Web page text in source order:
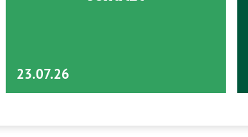
23.07.26